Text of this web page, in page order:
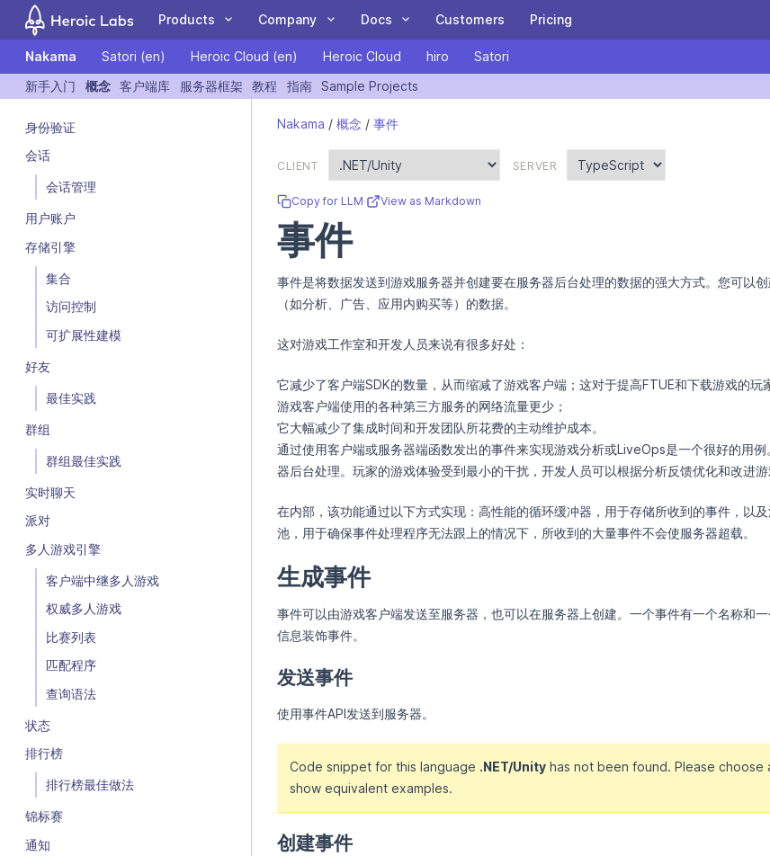
Products
The leading open
source game backend
games.
standardized meta
game features.
audiences, feature
flags, experiments and
Deploy and scale your
Heroic Gamestack on
platform.
Nakama on Heroic Cloud
Satori on Heroic Cloud
Company
COMPANY
Customers
Partners
Team
We're Hiring
A Heroic Ten Years: Special letter from our CEO,
Docs
DOCUMENTATION
Nakama
Satori
Heroic Cloud
COMMUNITY
Forum
Blog
YouTube
Get started with Nakama in 5 minutes.
Customers Pricing
Nakama Satori (en) Heroic Cloud (en) Heroic Cloud hiro Satori
新手入门 概念 客户端库 服务器框架 教程 指南
Sample Projects
身份验证
会话
会话管理
用户账户
存储引擎
集合
访问控制
可扩展性建模
好友
最佳实践
群组
群组最佳实践
实时聊天
派对
多人游戏引擎
客户端中继多人游戏
权威多人游戏
比赛列表
匹配程序
查询语法
状态
排行榜
排行榜最佳做法
锦标赛
通知
Nakama / 概念 / 事件
CLIENT SERVER
Copy for LLM· View as Markdown
事件
事件是将数据发送到游戏服务器并创建要在服务器后台处理的数据的强大方式。您可以
（如分析、广告、应用内购买等）的数据。
这对游戏工作室和开发人员来说有很多好处：
它减少了客户端SDK的数量，从而缩减了游戏客户端；这对于提高FTUE和下载游戏的玩
游戏客户端使用的各种第三方服务的网络流量更少；
它大幅减少了集成时间和开发团队所花费的主动维护成本。
通过使用客户端或服务器端函数发出的事件来实现游戏分析或LiveOps是一个很好的用
器后台处理。玩家的游戏体验受到最小的干扰，开发人员可以根据分析反馈优化和改进游
在内部，该功能通过以下方式实现：高性能的循环缓冲器，用于存储所收到的事件，以
池，用于确保事件处理程序无法跟上的情况下，所收到的大量事件不会使服务器超载。
生成事件
事件可以由游戏客户端发送至服务器，也可以在服务器上创建。一个事件有一个名称和
信息装饰事件。
发送事件
使用事件API发送到服务器。
Code snippet for this language .NET/Unity has not been found. Please choose
show equivalent examples.
创建事件